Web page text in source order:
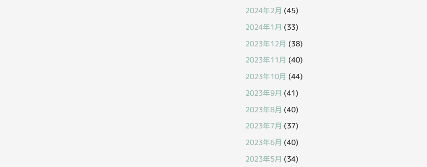
2024年2月 (45)
2024年1月 (33)
2023年12月 (38)
2023年11月 (40)
2023年10月 (44)
2023年9月 (41)
2023年8月 (40)
2023年7月 (37)
2023年6月 (40)
2023年5月 (34)